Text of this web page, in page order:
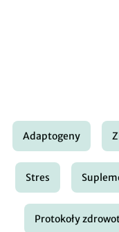
Adaptogeny
Stres
Protokoły